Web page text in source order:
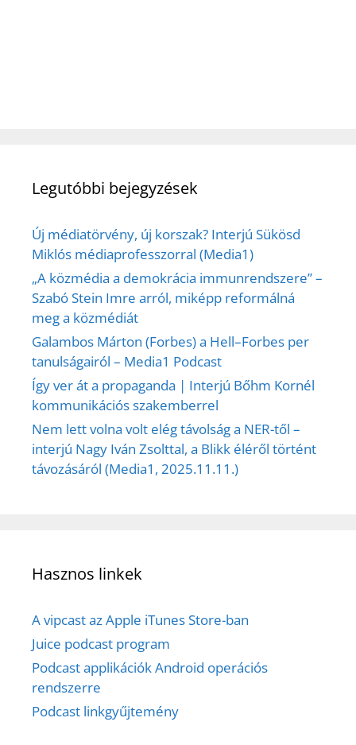
Legutóbbi bejegyzések
Új médiatörvény, új korszak? Interjú Sükösd
Miklós médiaprofesszorral (Media1)
„A közmédia a demokrácia immunrendszere” –
Szabó Stein Imre arról, miképp reformálná
meg a közmédiát
Galambos Márton (Forbes) a Hell–Forbes per
tanulságairól – Media1 Podcast
Így ver át a propaganda | Interjú Bőhm Kornél
kommunikációs szakemberrel
Nem lett volna volt elég távolság a NER-től –
interjú Nagy Iván Zsolttal, a Blikk éléről történt
távozásáról (Media1, 2025.11.11.)
Hasznos linkek
A vipcast az Apple iTunes Store-ban
Juice podcast program
Podcast applikációk Android operációs
rendszerre
Podcast linkgyűjtemény